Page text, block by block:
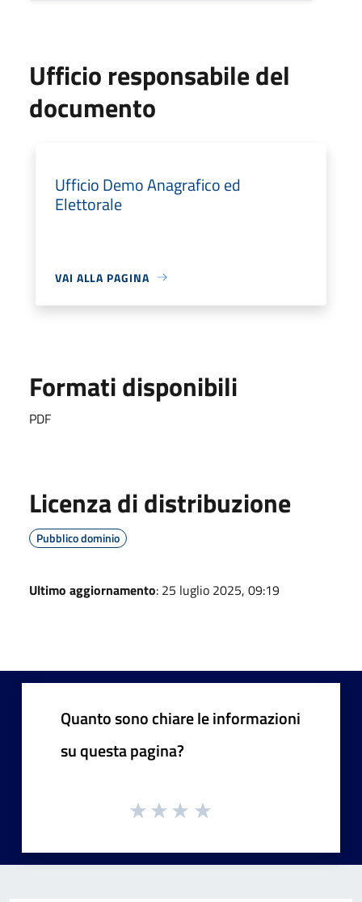
Ufficio responsabile del
documento
Ufficio Demo Anagrafico ed
Elettorale
VAI ALLA PAGINA
Formati disponibili
PDF
Licenza di distribuzione
Pubblico dominio
Ultimo aggiornamento: 25 luglio 2025, 09:19
Quanto sono chiare le informazioni
su questa pagina?